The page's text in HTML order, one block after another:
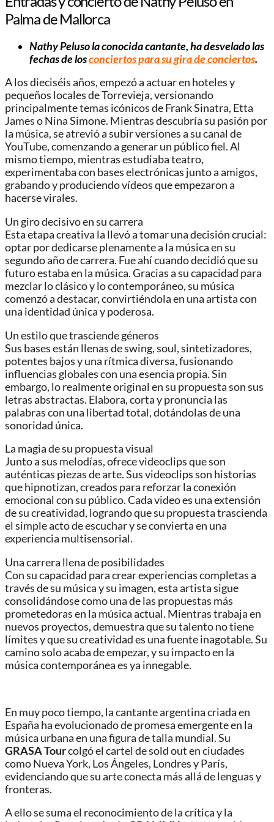
Palma de Mallorca
Nathy Peluso la conocida cantante, ha desvelado las
fechas de losconciertos para su gira de conciertos.
A los dieciséis años, empezó a actuar en hoteles y
pequeños locales de Torrevieja, versionando
principalmente temas icónicos de Frank Sinatra, Etta
James o Nina Simone. Mientras descubría su pasión por
la música, se atrevió a subir versiones a su canal de
YouTube, comenzando a generar un público fiel. Al
mismo tiempo, mientras estudiaba teatro,
experimentaba con bases electrónicas junto a amigos,
grabando y produciendo vídeos que empezaron a
hacerse virales.
Un giro decisivo en su carrera
Esta etapa creativa la llevó a tomar una decisión crucial:
optar por dedicarse plenamente a la música en su
segundo año de carrera. Fue ahí cuando decidió que su
futuro estaba en la música. Gracias a su capacidad para
mezclar lo clásico y lo contemporáneo, su música
comenzó a destacar, convirtiéndola en una artista con
una identidad única y poderosa.
Un estilo que trasciende géneros
Sus bases están llenas de swing, soul, sintetizadores,
potentes bajos y una rítmica diversa, fusionando
influencias globales con una esencia propia. Sin
embargo, lo realmente original en su propuesta son sus
letras abstractas. Elabora, corta y pronuncia las
palabras con una libertad total, dotándolas de una
sonoridad única.
La magia de su propuesta visual
Junto a sus melodías, ofrece videoclips que son
auténticas piezas de arte. Sus videoclips son historias
que hipnotizan, creados para reforzar la conexión
emocional con su público. Cada video es una extensión
de su creatividad, logrando que su propuesta trascienda
el simple acto de escuchar y se convierta en una
experiencia multisensorial.
Una carrera llena de posibilidades
Con su capacidad para crear experiencias completas a
través de su música y su imagen, esta artista sigue
consolidándose como una de las propuestas más
prometedoras en la música actual. Mientras trabaja en
nuevos proyectos, demuestra que su talento no tiene
límites y que su creatividad es una fuente inagotable. Su
camino solo acaba de empezar, y su impacto en la
música contemporánea es ya innegable.
En muy poco tiempo, la cantante argentina criada en
España ha evolucionado de promesa emergente en la
música urbana en una figura de talla mundial. Su
GRASA Tourcolgó el cartel de sold out en ciudades
como Nueva York, Los Ángeles, Londres y París,
evidenciando que su arte conecta más allá de lenguas y
fronteras.
A ello se suma el reconocimiento de la crítica y la